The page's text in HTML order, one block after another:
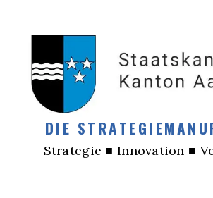
DIE
Strategie ■ Innovation ■